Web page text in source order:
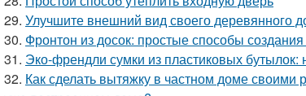
29. Улучшите внешний вид своего деревянного
30. Фронтон из досок: простые способы
31. Эко-френдли сумки из пластиковых
32. Как сделать вытяжку в частном доме